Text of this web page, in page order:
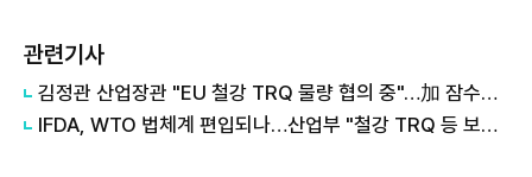
관련기사
김정관 산업장관 "EU 철강 TRQ 물량 협의 중"…加 잠수함 수주는 '신중'
IFDA, WTO 법체계 편입되나…산업부 "철강 TRQ 등 보호무역조치 우려"